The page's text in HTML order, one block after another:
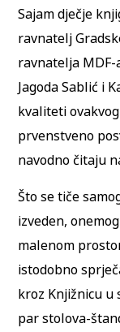
Sajam dječje
ravnatelj
ravnatelja
Jagoda Sablić i
kvaliteti
prvenstveno
navodno čitaju
Što se tiče
izveden,
malenom
istodobno
kroz Knjižnicu u
par stolova-